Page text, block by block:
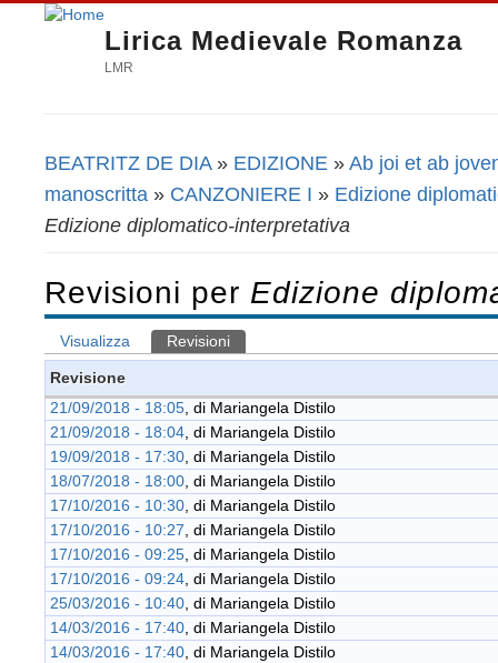
Lirica Medievale Romanza
LMR
Tu sei qui
BEATRITZ DE DIA» EDIZIONE » Ab joi et ab
manoscritta » CANZONIERE I » Edizione
Edizione diplomatico-interpretativa
Revisioni per Edizione
Schede primarie
Visualizza Revisioni
Revisione
21/09/2018 - 18:05 , di Mariangela Distilo
21/09/2018 - 18:04 , di Mariangela Distilo
19/09/2018 - 17:30 , di Mariangela Distilo
18/07/2018 - 18:00 , di Mariangela Distilo
17/10/2016 - 10:30 , di Mariangela Distilo
17/10/2016 - 10:27 , di Mariangela Distilo
17/10/2016 - 09:25 , di Mariangela Distilo
17/10/2016 - 09:24 , di Mariangela Distilo
25/03/2016 - 10:40 , di Mariangela Distilo
14/03/2016 - 17:40 , di Mariangela Distilo
14/03/2016 - 17:40 , di Mariangela Distilo